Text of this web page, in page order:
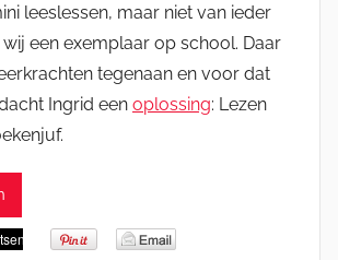
leeslessen, maar niet van ieder
een exemplaar op school. Daar
tegenaan en voor dat
Ingrid een oplossing: Lezen